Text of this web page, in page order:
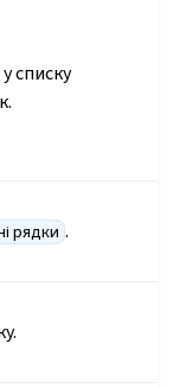
списку
рядки .